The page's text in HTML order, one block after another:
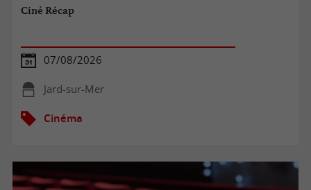
Ciné Récap
07/08/2026
Jard-sur-Mer
Cinéma